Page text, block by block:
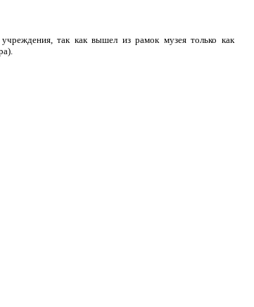
учреждения, так как вышел из рамок музея только как